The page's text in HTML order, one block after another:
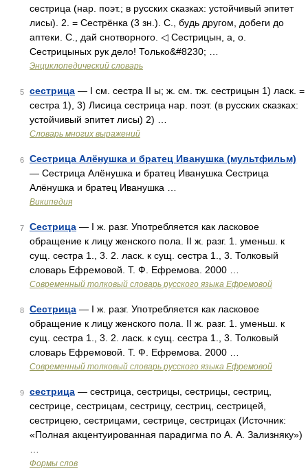
сестрица (нар. поэт.; в русских сказках: устойчивый эпитет
лисы). 2. = Сестрёнка (3 зн.). С., будь другом, добеги до
аптеки. С., дай снотворного. ◁ Сестрицын, а, о.
Сестрицыных рук дело! Только&#8230; …
Энциклопедический словарь
5 сестрица — I см. сестра II ы; ж. см. тж. сестрицын 1) ласк. =
сестра 1), 3) Лисица сестрица нар. поэт. (в русских сказках:
устойчивый эпитет лисы) 2) …
Словарь многих выражений
6
Сестрица Алёнушка и братец Иванушка (мультфильм)
— Сестрица Алёнушка и братец Иванушка Сестрица
Алёнушка и братец Иванушка …
Википедия
7 Сестрица — I ж. разг. Употребляется как ласковое
обращение к лицу женского пола. II ж. разг. 1. уменьш. к
сущ. сестра 1., 3. 2. ласк. к сущ. сестра 1., 3. Толковый
словарь Ефремовой. Т. Ф. Ефремова. 2000 …
Современный толковый словарь русского языка Ефремовой
8 Сестрица — I ж. разг. Употребляется как ласковое
обращение к лицу женского пола. II ж. разг. 1. уменьш. к
сущ. сестра 1., 3. 2. ласк. к сущ. сестра 1., 3. Толковый
словарь Ефремовой. Т. Ф. Ефремова. 2000 …
Современный толковый словарь русского языка Ефремовой
9 сестрица — сестрица, сестрицы, сестрицы, сестриц,
сестрице, сестрицам, сестрицу, сестриц, сестрицей,
сестрицею, сестрицами, сестрице, сестрицах (Источник:
«Полная акцентуированная парадигма по А. А. Зализняку»)
Формы слов